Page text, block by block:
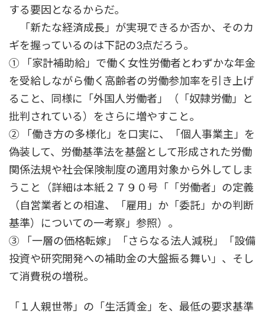
する要因となるからだ。
「新たな経済成長」が実現できるか否か、そのカ
ギを握っているのは下記の3点だろう。
① 「家計補助給」で働く女性労働者とわずかな年金
を受給しながら働く高齢者の労働参加率を引き上げ
ること、同様に「外国人労働者」（「奴隷労働」と
批判されている）をさらに増やすこと。
② 「働き方の多様化」を口実に、「個人事業主」を
偽装して、労働基準法を基盤として形成された労働
関係法規や社会保険制度の適用対象から外してしま
うこと（詳細は本紙２７９０号「「労働者」の定義
（自営業者との相違、「雇用」か「委託」かの判断
基準）についての一考察」参照）。
③ 「一層の価格転嫁」「さらなる法人減税」「設備
投資や研究開発への補助金の大盤振る舞い」、そし
て消費税の増税。
「１人親世帯」の「生活賃金」を、最低の要求基準